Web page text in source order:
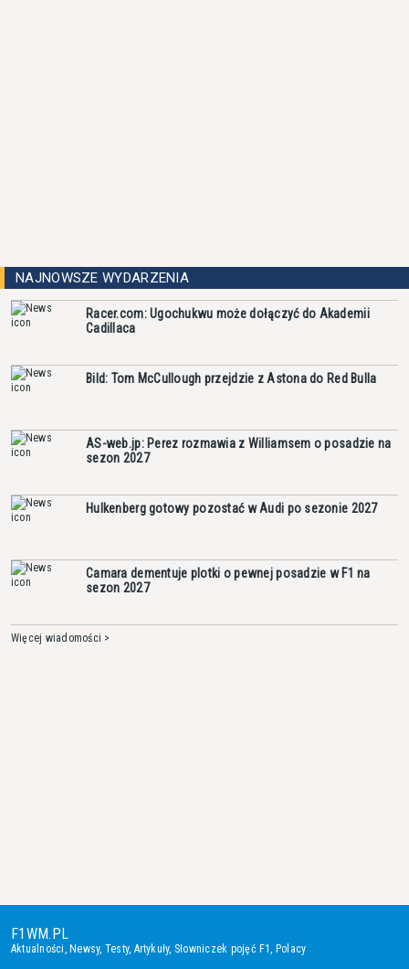
NAJNOWSZE WYDARZENIA
Racer.com: Ugochukwu może dołączyć do Akademii
Cadillaca
Bild: Tom McCullough przejdzie z Astona do Red Bulla
AS-web.jp: Perez rozmawia z Williamsem o posadzie na
sezon 2027
Hulkenberg gotowy pozostać w Audi po sezonie 2027
Camara dementuje plotki o pewnej posadzie w F1 na
sezon 2027
Więcej wiadomości >
F1WM.PL
Aktualności, Newsy, Testy, Artykuły, Słowniczek pojęć F1, Polacy